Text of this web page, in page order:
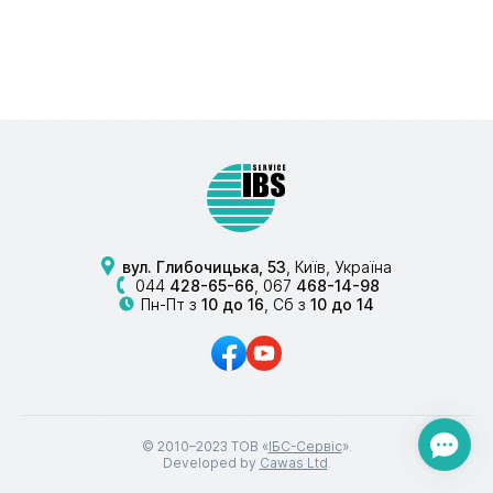
вул. Глибочицька, 53 , Київ, Україна
044 428-65-66 067 468-14-98
Пн-Пт з 10 до 16 , Сб з 10 до 14
© 2010–2023 ТОВ «ІБС-Сервіс».
Developed by Cawas Ltd.